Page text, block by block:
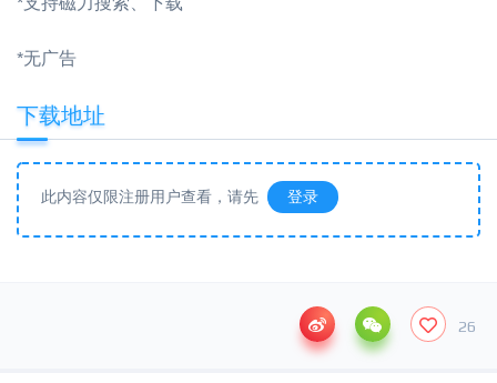
*无广告
下载地址
此内容仅限注册用户查看，请先 登录
26